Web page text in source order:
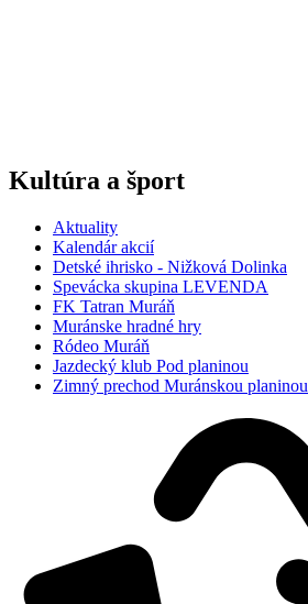
Kultúra a šport
Aktuality
Kalendár akcií
Detské ihrisko - Nižková Dolinka
Spevácka skupina LEVENDA
FK Tatran Muráň
Muránske hradné hry
Ródeo Muráň
Jazdecký klub Pod planinou
Zimný prechod Muránskou planinou